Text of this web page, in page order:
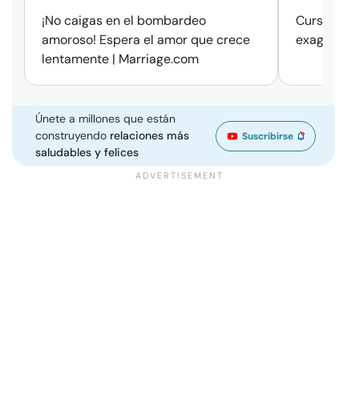
¡No caigas en el bombardeo
amoroso! Espera el amor que crece
lentamente | Marriage.com
Cursos
Únete a millones que están
construyendo relaciones más
saludables y felices
Suscribirse